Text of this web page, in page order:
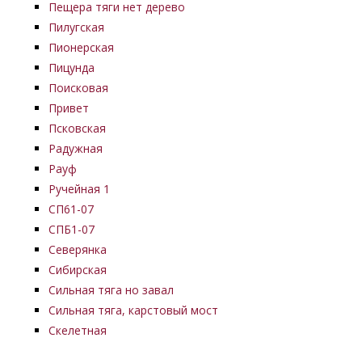
Пещера тяги нет дерево
Пилугская
Пионерская
Пицунда
Поисковая
Привет
Псковская
Радужная
Рауф
Ручейная 1
СП61-07
СПБ1-07
Северянка
Сибирская
Сильная тяга но завал
Сильная тяга, карстовый мост
Скелетная